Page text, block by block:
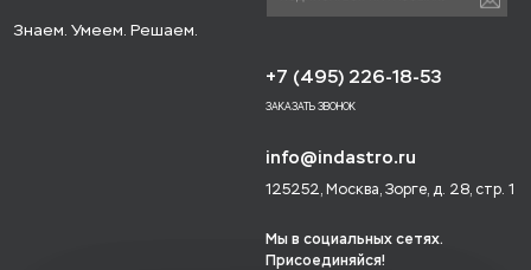
Знаем. Умеем. Решаем.
+7 (495) 226-18-53
ЗАКАЗАТЬ ЗВОНОК
info@indastro.ru
125252, Москва, Зорге, д. 28, стр. 1
Мы в социальных сетях.
Присоединяйся!